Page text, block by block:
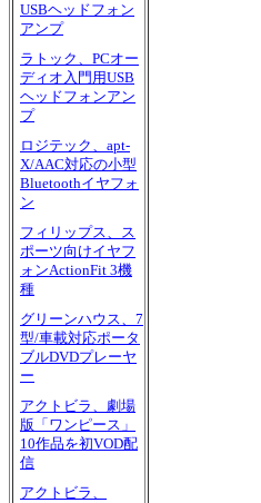
USBヘッドフォン
アンプ
ラトック、PCオー
ディオ入門用USB
ヘッドフォンアン
プ
ロジテック、apt-
X/AAC対応の小型
Bluetoothイヤフォ
ン
フィリップス、ス
ポーツ向けイヤフ
ォンActionFit 3機
種
グリーンハウス、7
型/車載対応ポータ
ブルDVDプレーヤ
ー
アクトビラ、劇場
版「ワンピース」
10作品を初VOD配
信
アクトビラ、